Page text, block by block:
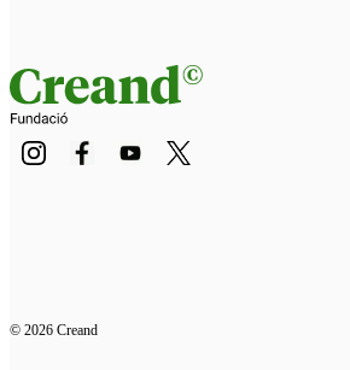
© 2026 Creand